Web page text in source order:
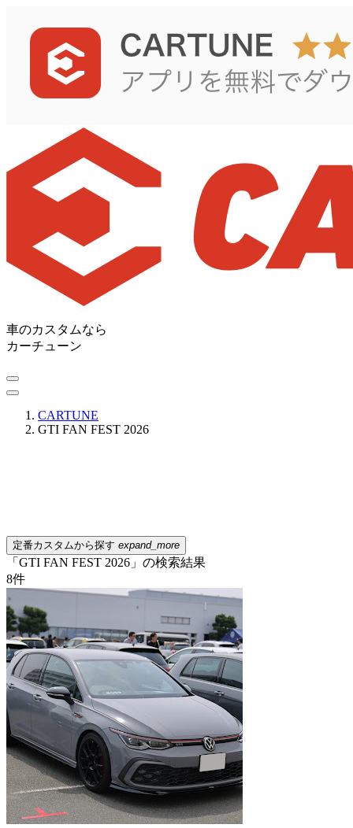
車のカスタムなら
カーチューン
CARTUNE
GTI FAN FEST 2026
定番カスタムから探す expand_more
「GTI FAN FEST 2026」の検索結果
8件